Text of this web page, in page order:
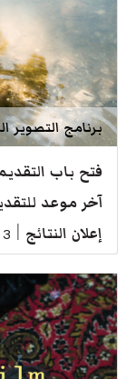
برنامج التصوير
فتح باب
آخر موعد
إعلان النتائج 3 / 4 / 2026